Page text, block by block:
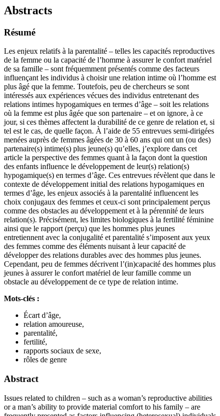
Abstracts
Résumé
Les enjeux relatifs à la parentalité – telles les capacités reproductives
de la femme ou la capacité de l’homme à assurer le confort matériel
de sa famille – sont fréquemment présentés comme des facteurs
influençant les individus à choisir une relation intime où l’homme est
plus âgé que la femme. Toutefois, peu de chercheurs se sont
intéressés aux expériences vécues des individus entretenant des
relations intimes hypogamiques en termes d’âge – soit les relations
où la femme est plus âgée que son partenaire – et on ignore, à ce
jour, si ces thèmes affectent la durabilité de ce genre de relation et, si
tel est le cas, de quelle façon. À l’aide de 55 entrevues semi-dirigées
menées auprès de femmes âgées de 30 à 60 ans qui ont un (ou des)
partenaire(s) intime(s) plus jeune(s) qu’elles, j’explore dans cet
article la perspective des femmes quant à la façon dont la question
des enfants influence le développement de leur(s) relation(s)
hypogamique(s) en termes d’âge. Ces entrevues révèlent que dans le
contexte de développement initial des relations hypogamiques en
termes d’âge, les enjeux associés à la parentalité influencent les
choix conjugaux des femmes et ceux-ci sont principalement perçus
comme des obstacles au développement et à la pérennité de leurs
relation(s). Précisément, les limites biologiques à la fertilité féminine
ainsi que le rapport (perçu) que les hommes plus jeunes
entretiennent avec la conjugalité et parentalité s’imposent aux yeux
des femmes comme des éléments nuisant à leur capacité de
développer des relations durables avec des hommes plus jeunes.
Cependant, peu de femmes décrivent l’(in)capacité des hommes plus
jeunes à assurer le confort matériel de leur famille comme un
obstacle au développement de ce type de relation intime.
Mots-clés :
Écart d’âge,
relation amoureuse,
parentalité,
fertilité,
rapports sociaux de sexe,
rôles de genre
Abstract
Issues related to children – such as a woman’s reproductive abilities
or a man’s ability to provide material comfort to his family – are